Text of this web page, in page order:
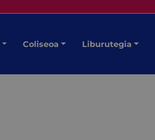
Coliseoa Liburutegia